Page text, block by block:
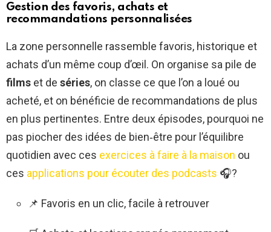
Gestion des favoris, achats et
recommandations personnalisées
La zone personnelle rassemble favoris, historique et
achats d’un même coup d’œil. On organise sa pile de
films et de séries, on classe ce que l’on a loué ou
acheté, et on bénéficie de recommandations de plus
en plus pertinentes. Entre deux épisodes, pourquoi ne
pas piocher des idées de bien‑être pour l’équilibre
quotidien avec ces exercices à faire à la maison ou
ces applications pour écouter des podcasts 🎧?
📌 Favoris en un clic, facile à retrouver